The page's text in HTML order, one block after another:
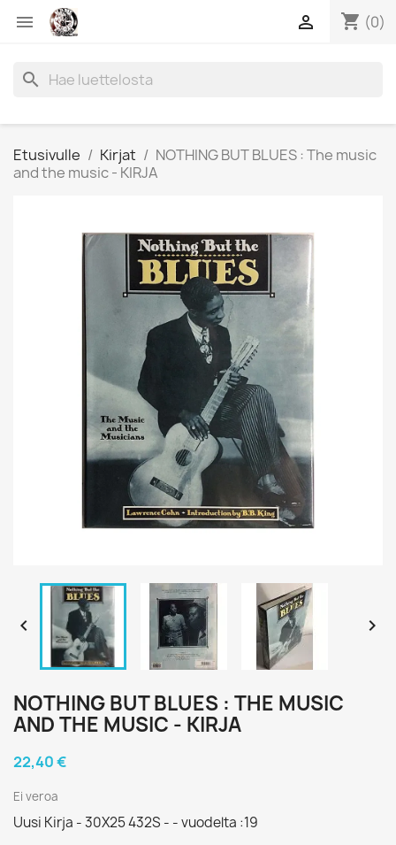
 shopping_cart (0)

search
Etusivulle Kirjat
NOTHING BUT BLUES : The music
and the music - KIRJA
 
NOTHING BUT BLUES : THE MUSIC
AND THE MUSIC - KIRJA
22,40 €
Ei veroa
Uusi Kirja - 30X25 432S - - vuodelta :19